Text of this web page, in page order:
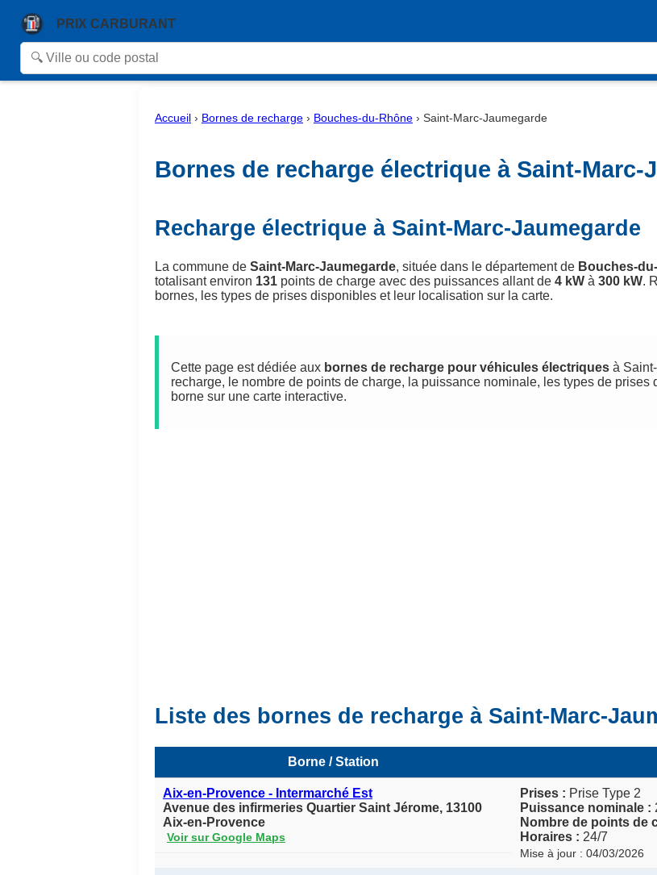
PRIX CARBURANT
Accueil › Bornes de recharge › Bouches-du-Rhône › Saint-Marc-Jaumegarde
Bornes de recharge électrique à Saint-Marc-
Recharge électrique à Saint-Marc-Jaumegarde
La commune de Saint-Marc-Jaumegarde, située dans le département de Bouches-
totalisant environ 131 points de charge avec des puissances allant de 4 kW à 300 kW.
bornes, les types de prises disponibles et leur localisation sur la carte.
Cette page est dédiée aux bornes de recharge pour véhicules électriques à
recharge, le nombre de points de charge, la puissance nominale, les types de
borne sur une carte interactive.
Liste des bornes de recharge à Saint-Marc-
Borne / Station
Aix-en-Provence - Intermarché Est
Avenue des infirmeries Quartier Saint Jérome, 13100
Aix-en-Provence
Voir sur Google Maps
Prises : Prise Type 2
Puissance nominale :
Nombre de points de
Horaires : 24/7
Mise à jour : 04/03/2026